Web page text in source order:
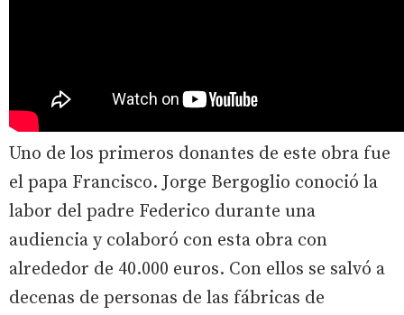
Uno de los primeros donantes de este obra fue
el papa Francisco. Jorge Bergoglio conoció la
labor del padre Federico durante una
audiencia y colaboró con esta obra con
alrededor de 40.000 euros. Con ellos se salvó a
decenas de personas de las fábricas de